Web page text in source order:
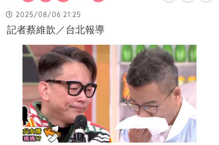
2025/08/06 21:25
記者蔡維歆／台北報導